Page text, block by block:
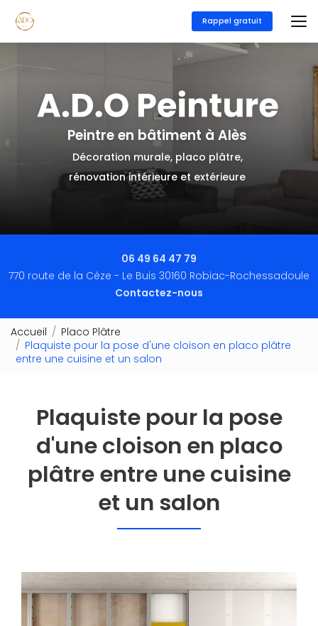
contenu
principal
Rappel gratuit
Peintre en bâtiment à Alès
Décoration murale, placo plâtre,
rénovation intérieure et extérieure
06 49 64 47 79
770 route de la Cèze - Le Buis 30160 Robiac-Rochessadoule
Contactez-nous
Accueil
Placo Plâtre
Plaquiste pour la pose d'une cloison en placo plâtre
entre une cuisine et un salon
Plaquiste pour la pose
d'une cloison en placo
plâtre entre une cuisine
et un salon